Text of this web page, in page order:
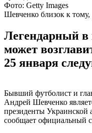
Фото: Getty Images
Шевченко близок к
Легендарный
может
25 января
Бывший футболист и
Андрей Шевченко
президенты Украинской
сообщает официальный